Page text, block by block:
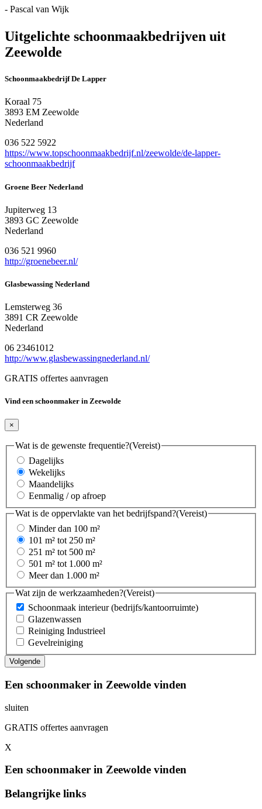
- Pascal van Wijk
Uitgelichte schoonmaakbedrijven uit
Zeewolde
Schoonmaakbedrijf De Lapper
Koraal 75
3893 EM Zeewolde
Nederland
036 522 5922
https://www.topschoonmaakbedrijf.nl/zeewolde/de-lapper-
schoonmaakbedrijf
Groene Beer Nederland
Jupiterweg 13
3893 GC Zeewolde
Nederland
036 521 9960
http://groenebeer.nl/
Glasbewassing Nederland
Lemsterweg 36
3891 CR Zeewolde
Nederland
06 23461012
http://www.glasbewassingnederland.nl/
GRATIS offertes aanvragen
Vind een schoonmaker in Zeewolde
×
Wat is de gewenste frequentie?(Vereist)
Dagelijks
Wekelijks
Maandelijks
Eenmalig / op afroep
Wat is de oppervlakte van het bedrijfspand?(Vereist)
Minder dan 100 m²
101 m² tot 250 m²
251 m² tot 500 m²
501 m² tot 1.000 m²
Meer dan 1.000 m²
Wat zijn de werkzaamheden?(Vereist)
Schoonmaak interieur (bedrijfs/kantoorruimte)
Glazenwassen
Reiniging Industrieel
Gevelreiniging
Een schoonmaker in Zeewolde vinden
sluiten
GRATIS offertes aanvragen
X
Een schoonmaker in Zeewolde vinden
Belangrijke links